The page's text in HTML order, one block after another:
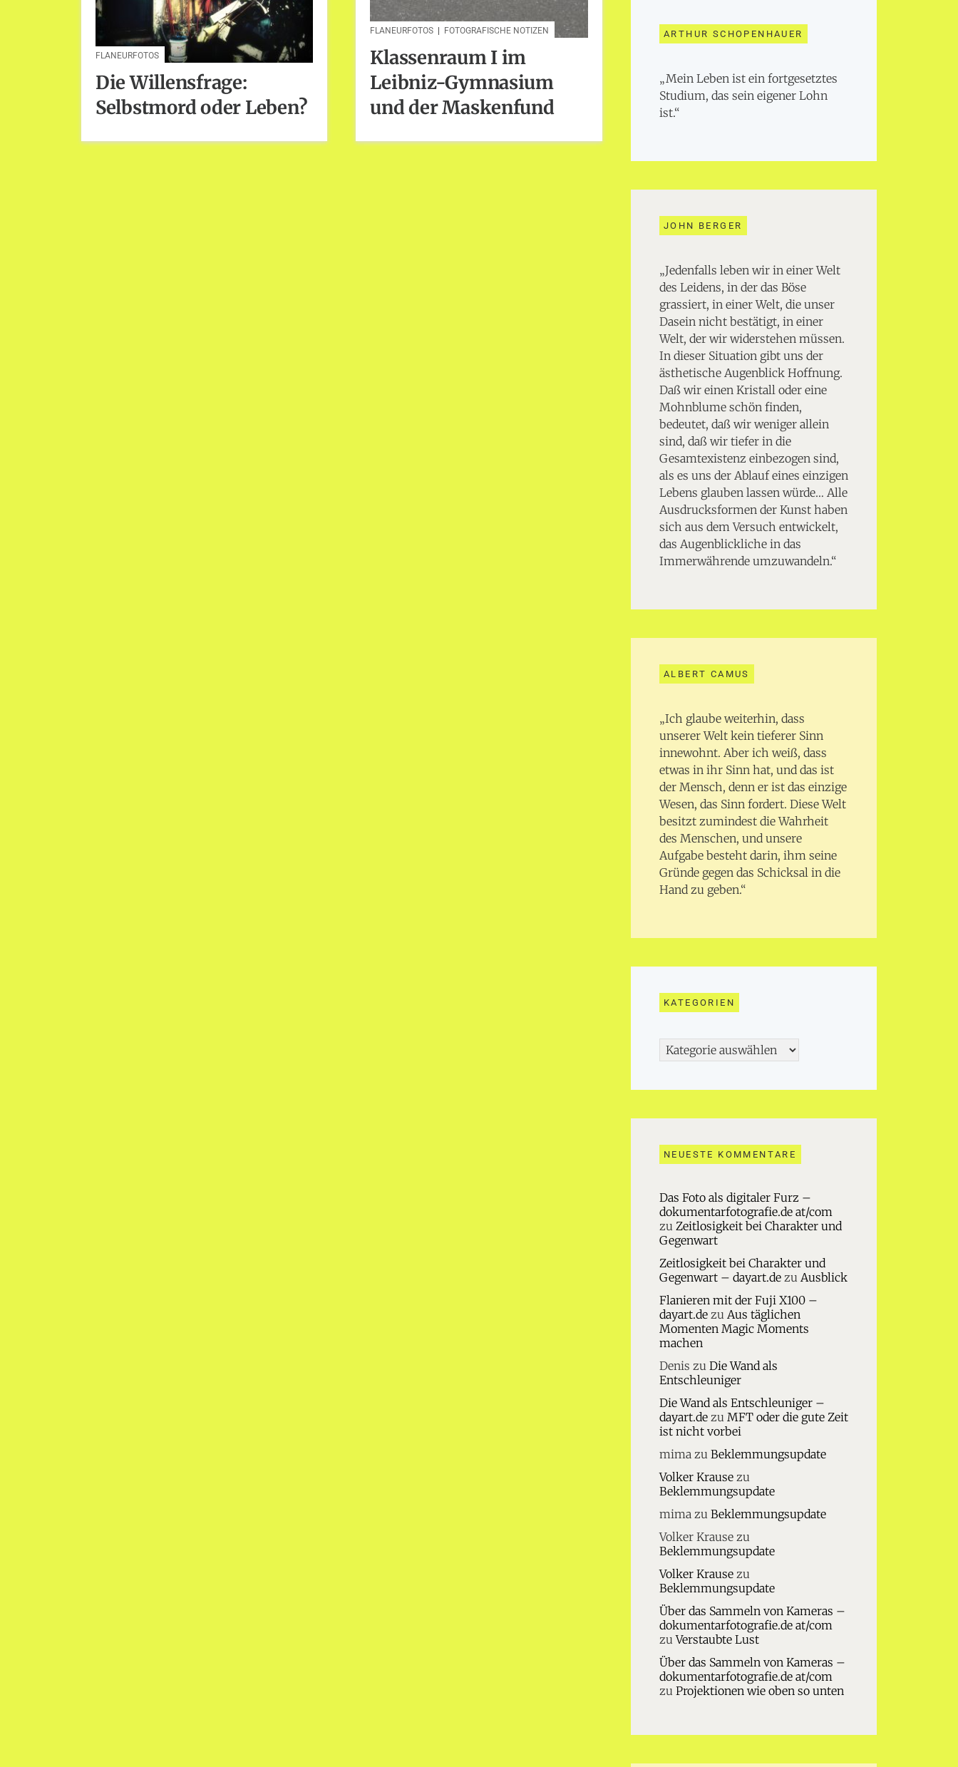
FLANEURFOTOS FOTOGRAFISCHE NOTIZEN
Klassenraum I im
Leibniz-Gymnasium
und der Maskenfund
FLANEURFOTOS
Die Willensfrage:
Selbstmord oder Leben?
ARTHUR SCHOPENHAUER
„Mein Leben ist ein fortgesetztes
Studium, das sein eigener Lohn
ist.“
JOHN BERGER
„Jedenfalls leben wir in einer Welt
des Leidens, in der das Böse
grassiert, in einer Welt, die unser
Dasein nicht bestätigt, in einer
Welt, der wir widerstehen müssen.
In dieser Situation gibt uns der
ästhetische Augenblick Hoffnung.
Daß wir einen Kristall oder eine
Mohnblume schön finden,
bedeutet, daß wir weniger allein
sind, daß wir tiefer in die
Gesamtexistenz einbezogen sind,
als es uns der Ablauf eines einzigen
Lebens glauben lassen würde… Alle
Ausdrucksformen der Kunst haben
sich aus dem Versuch entwickelt,
das Augenblickliche in das
Immerwährende umzuwandeln.“
ALBERT CAMUS
„Ich glaube weiterhin, dass
unserer Welt kein tieferer Sinn
innewohnt. Aber ich weiß, dass
etwas in ihr Sinn hat, und das ist
der Mensch, denn er ist das einzige
Wesen, das Sinn fordert. Diese Welt
besitzt zumindest die Wahrheit
des Menschen, und unsere
Aufgabe besteht darin, ihm seine
Gründe gegen das Schicksal in die
Hand zu geben.“
KATEGORIEN
Kategorien
NEUESTE KOMMENTARE
Das Foto als digitaler Furz –
dokumentarfotografie.de at/com
zu Zeitlosigkeit bei Charakter und
Gegenwart
Zeitlosigkeit bei Charakter und
Gegenwart – dayart.dezu Ausblick
Flanieren mit der Fuji X100 –
dayart.dezu Aus täglichen
Momenten Magic Moments
machen
Denis zu Die Wand als
Entschleuniger
Die Wand als Entschleuniger –
dayart.dezu MFT oder die gute Zeit
ist nicht vorbei
mimazu Beklemmungsupdate
Volker Krausezu
Beklemmungsupdate
mimazu Beklemmungsupdate
Volker Krausezu
Beklemmungsupdate
Volker Krausezu
Beklemmungsupdate
Über das Sammeln von Kameras –
dokumentarfotografie.de at/com
zuVerstaubte Lust
Über das Sammeln von Kameras –
dokumentarfotografie.de at/com
zu Projektionen wie oben so unten